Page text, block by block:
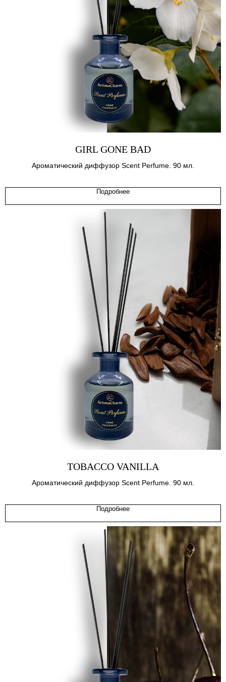
GIRL GONE BAD
Ароматический диффузор Scent Perfume. 90 мл.
Подробнее
TOBACCO VANILLA
Ароматический диффузор Scent Perfume. 90 мл.
Подробнее